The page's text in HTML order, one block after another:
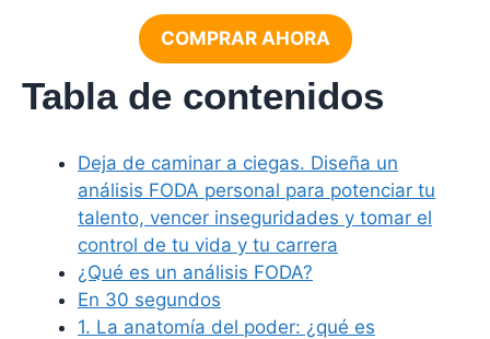
COMPRAR AHORA
Tabla de contenidos
Deja de caminar a ciegas. Diseña un
análisis FODA personal para potenciar tu
talento, vencer inseguridades y tomar el
control de tu vida y tu carrera
¿Qué es un análisis FODA?
En 30 segundos
1. La anatomía del poder: ¿qué es